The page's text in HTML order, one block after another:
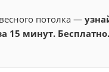
потолка —
15 минут. Бесплатно.